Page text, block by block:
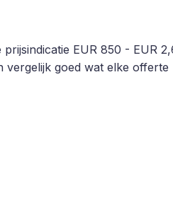
EUR 850 - EUR
goed wat elke offerte